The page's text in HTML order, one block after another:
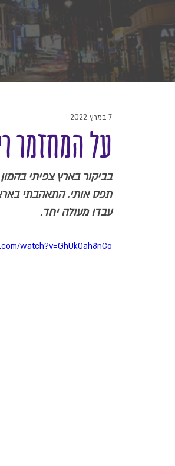
על המחזמר
7 במרץ 2022
בביקור בארץ צפיתי
תפס אותי. התאהבתי
עבדו מעולה יחד.
watch?v=GhUk0ah8nCo